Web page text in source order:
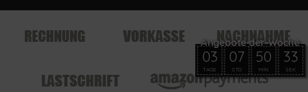
03
TAGE
07
STD
50
MIN
33
SEK